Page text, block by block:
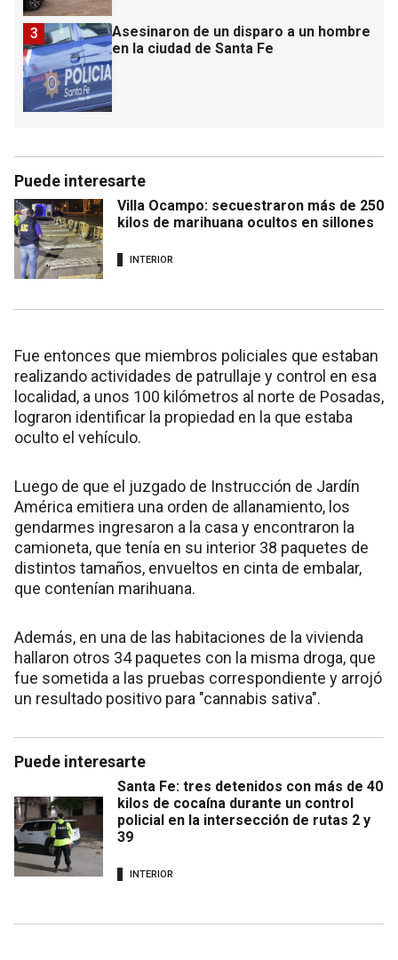
Asesinaron de un disparo a un hombre
en la ciudad de Santa Fe
3
Puede interesarte
Villa Ocampo: secuestraron más de 250
kilos de marihuana ocultos en sillones
INTERIOR
Fue entonces que miembros policiales que estaban
realizando actividades de patrullaje y control en esa
localidad, a unos 100 kilómetros al norte de Posadas,
lograron identificar la propiedad en la que estaba
oculto el vehículo.
Luego de que el juzgado de Instrucción de Jardín
América emitiera una orden de allanamiento, los
gendarmes ingresaron a la casa y encontraron la
camioneta, que tenía en su interior 38 paquetes de
distintos tamaños, envueltos en cinta de embalar,
que contenían marihuana.
Además, en una de las habitaciones de la vivienda
hallaron otros 34 paquetes con la misma droga, que
fue sometida a las pruebas correspondiente y arrojó
un resultado positivo para "cannabis sativa".
Puede interesarte
Santa Fe: tres detenidos con más de 40
kilos de cocaína durante un control
policial en la intersección de rutas 2 y
39
INTERIOR